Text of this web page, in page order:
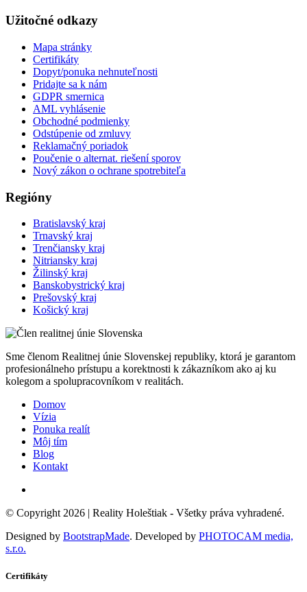
Užitočné odkazy
Mapa stránky
Certifikáty
Dopyt/ponuka nehnuteľnosti
Pridajte sa k nám
GDPR smernica
AML vyhlásenie
Obchodné podmienky
Odstúpenie od zmluvy
Reklamačný poriadok
Poučenie o alternat. riešení sporov
Nový zákon o ochrane spotrebiteľa
Regióny
Bratislavský kraj
Trnavský kraj
Trenčiansky kraj
Nitriansky kraj
Žilinský kraj
Banskobystrický kraj
Prešovský kraj
Košický kraj
Sme členom Realitnej únie Slovenskej republiky, ktorá je garantom
profesionálneho prístupu a korektnosti k zákazníkom ako aj ku
kolegom a spolupracovníkom v realitách.
Domov
Vízia
Ponuka realít
Môj tím
Blog
Kontakt
© Copyright 2026 | Reality Holeštiak - Všetky práva vyhradené.
Designed by BootstrapMade. Developed by PHOTOCAM media,
s.r.o.
Certifikáty